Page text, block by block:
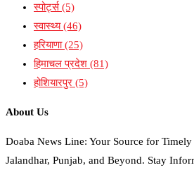
स्पोर्ट्स(5)
स्वास्थ्य(46)
हरियाणा(25)
हिमाचल प्रदेश (81)
होशियारपुर (5)
About Us
Doaba News Line: Your Source for
Jalandhar, Punjab, and Beyond. Stay